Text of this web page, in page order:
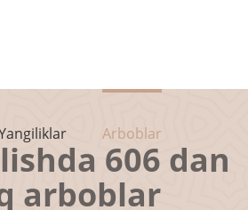
Arboblar
606 dan
arboblar